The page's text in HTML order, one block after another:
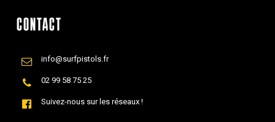
CONTACT
info@surfpistols.fr
02 99 58 75 25
Suivez-nous sur les réseaux !